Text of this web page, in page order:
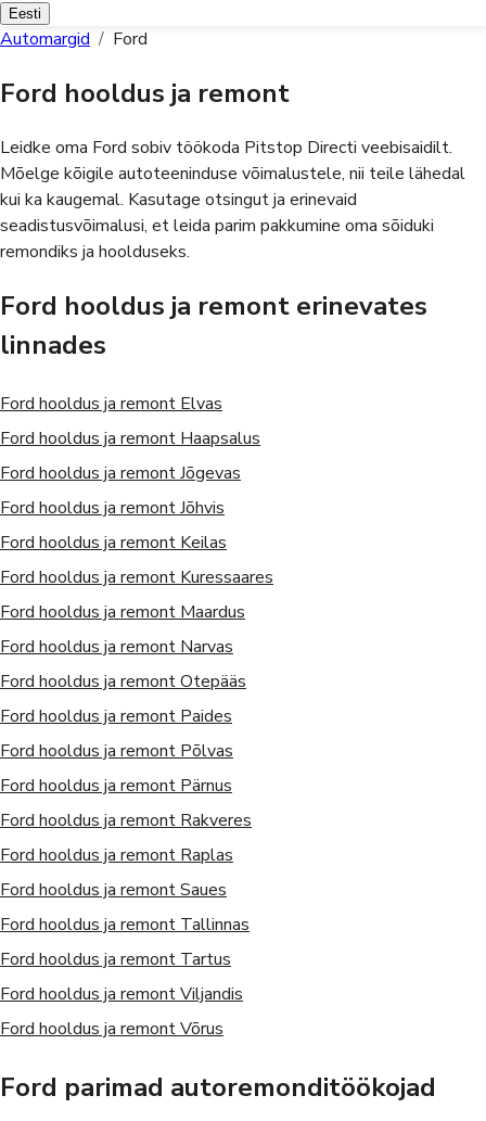
Eesti
Automargid / Ford
Ford hooldus ja remont
Leidke oma Ford sobiv töökoda Pitstop Directi veebisaidilt.
Mõelge kõigile autoteeninduse võimalustele, nii teile lähedal
kui ka kaugemal. Kasutage otsingut ja erinevaid
seadistusvõimalusi, et leida parim pakkumine oma sõiduki
remondiks ja hoolduseks.
Ford hooldus ja remont erinevates
linnades
Ford hooldus ja remont Elvas
Ford hooldus ja remont Haapsalus
Ford hooldus ja remontJõgevas
Ford hooldus ja remontJõhvis
Ford hooldus ja remont Keilas
Ford hooldus ja remont Kuressaares
Ford hooldus ja remont Maardus
Ford hooldus ja remont Narvas
Ford hooldus ja remontOtepääs
Ford hooldus ja remont Paides
Ford hooldus ja remont Põlvas
Ford hooldus ja remont Pärnus
Ford hooldus ja remont Rakveres
Ford hooldus ja remont Raplas
Ford hooldus ja remontSaues
Ford hooldus ja remont Tallinnas
Ford hooldus ja remont Tartus
Ford hooldus ja remontViljandis
Ford hooldus ja remontVõrus
Ford parimad autoremonditöökojad